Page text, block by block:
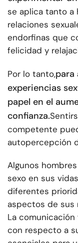
se aplica tanto a
relaciones
endorfinas que
felicidad y
Por lo tanto,para
experiencias
papel en el
confianza.
competente
autopercepción
Algunos
sexo en sus
diferentes
aspectos de sus
La
con respecto a